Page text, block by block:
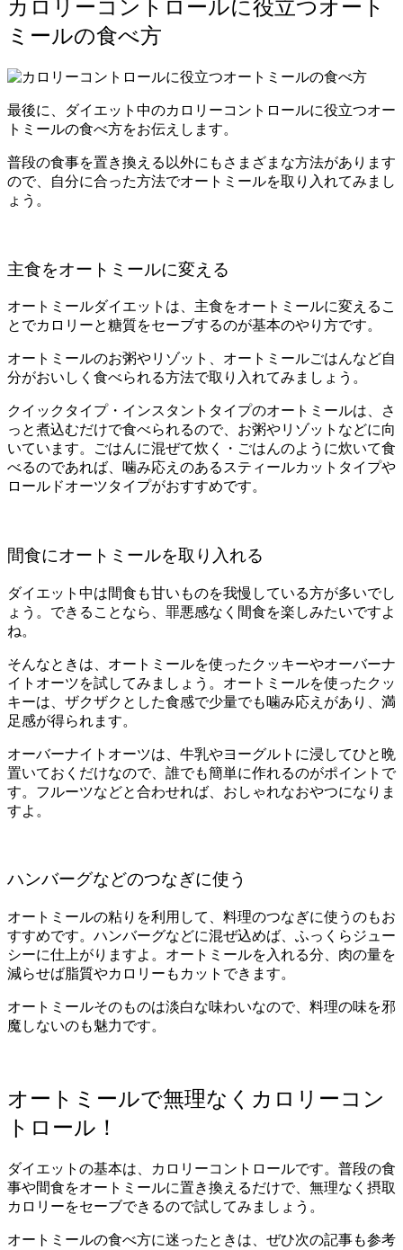
カロリーコントロールに役立つオート
ミールの食べ方
最後に、ダイエット中のカロリーコントロールに役立つオー
トミールの食べ方をお伝えします。
普段の食事を置き換える以外にもさまざまな方法があります
ので、自分に合った方法でオートミールを取り入れてみまし
ょう。
主食をオートミールに変える
オートミールダイエットは、主食をオートミールに変えるこ
とでカロリーと糖質をセーブするのが基本のやり方です。
オートミールのお粥やリゾット、オートミールごはんなど自
分がおいしく食べられる方法で取り入れてみましょう。
クイックタイプ・インスタントタイプのオートミールは、さ
っと煮込むだけで食べられるので、お粥やリゾットなどに向
いています。ごはんに混ぜて炊く・ごはんのように炊いて食
べるのであれば、噛み応えのあるスティールカットタイプや
ロールドオーツタイプがおすすめです。
間食にオートミールを取り入れる
ダイエット中は間食も甘いものを我慢している方が多いでし
ょう。できることなら、罪悪感なく間食を楽しみたいですよ
ね。
そんなときは、オートミールを使ったクッキーやオーバーナ
イトオーツを試してみましょう。オートミールを使ったクッ
キーは、ザクザクとした食感で少量でも噛み応えがあり、満
足感が得られます。
オーバーナイトオーツは、牛乳やヨーグルトに浸してひと晩
置いておくだけなので、誰でも簡単に作れるのがポイントで
す。フルーツなどと合わせれば、おしゃれなおやつになりま
すよ。
ハンバーグなどのつなぎに使う
オートミールの粘りを利用して、料理のつなぎに使うのもお
すすめです。ハンバーグなどに混ぜ込めば、ふっくらジュー
シーに仕上がりますよ。オートミールを入れる分、肉の量を
減らせば脂質やカロリーもカットできます。
オートミールそのものは淡白な味わいなので、料理の味を邪
魔しないのも魅力です。
オートミールで無理なくカロリーコン
トロール！
ダイエットの基本は、カロリーコントロールです。普段の食
事や間食をオートミールに置き換えるだけで、無理なく摂取
カロリーをセーブできるので試してみましょう。
オートミールの食べ方に迷ったときは、ぜひ次の記事も参考